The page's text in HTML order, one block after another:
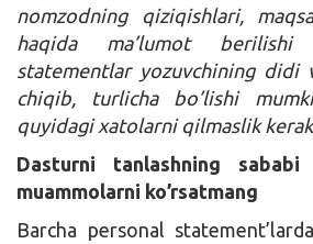
nomzodning qiziqishlari,
haqida ma’lumot berilishi
statementlar yozuvchining didi
chiqib, turlicha bo’lishi
quyidagi xatolarni qilmaslik
Dasturni tanlashning
muammolarni ko’rsatmang
Barcha personal